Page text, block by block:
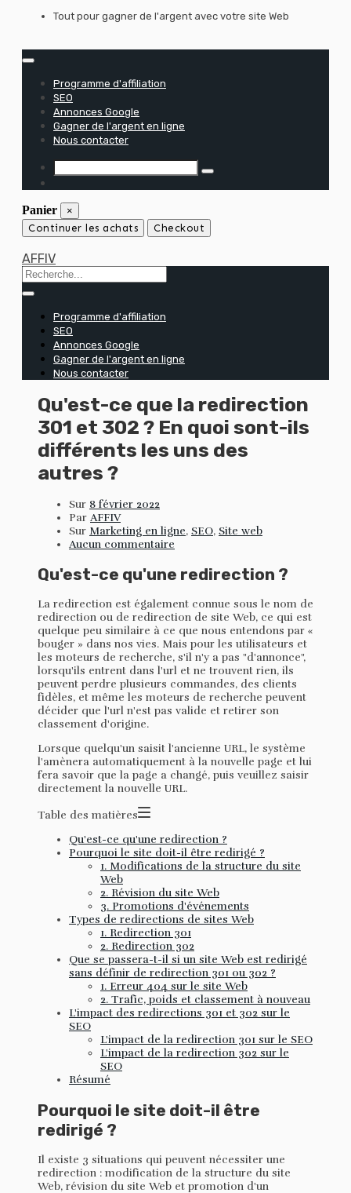
Skip
Tout pour gagner de l'argent avec votre site Web
Programme d'affiliation
SEO
Annonces Google
Gagner de l'argent en ligne
Nous contacter
Panier ×
Continuer les achats Checkout
AFFIV
Programme d'affiliation
SEO
Annonces Google
Gagner de l'argent en ligne
Nous contacter
Qu'est-ce que la redirection
301 et 302 ? En quoi sont-ils
différents les uns des
autres ?
Sur 8 février 2022
Par AFFIV
Sur Marketing en ligne, SEO, Site web
Aucun commentaire
Qu'est-ce qu'une redirection ?
La redirection est également connue sous le nom de
redirection ou de redirection de site Web, ce qui est
quelque peu similaire à ce que nous entendons par «
bouger » dans nos vies. Mais pour les utilisateurs et
les moteurs de recherche, s'il n'y a pas "d'annonce",
lorsqu'ils entrent dans l'url et ne trouvent rien, ils
peuvent perdre plusieurs commandes, des clients
fidèles, et même les moteurs de recherche peuvent
décider que l'url n'est pas valide et retirer son
classement d'origine.
Lorsque quelqu'un saisit l'ancienne URL, le système
l'amènera automatiquement à la nouvelle page et lui
fera savoir que la page a changé, puis veuillez saisir
directement la nouvelle URL.
Table des matières
Qu'est-ce qu'une redirection ?
Pourquoi le site doit-il être redirigé ?
1. Modifications de la structure du site
Web
2. Révision du site Web
3. Promotions d'événements
Types de redirections de sites Web
1. Redirection 301
2. Redirection 302
Que se passera-t-il si un site Web est redirigé
sans définir de redirection 301 ou 302 ?
1. Erreur 404 sur le site Web
2. Trafic, poids et classement à nouveau
L'impact des redirections 301 et 302 sur le
SEO
L'impact de la redirection 301 sur le SEO
L'impact de la redirection 302 sur le
SEO
Résumé
Pourquoi le site doit-il être
redirigé ?
Il existe 3 situations qui peuvent nécessiter une
redirection : modification de la structure du site
Web, révision du site Web et promotion d'un